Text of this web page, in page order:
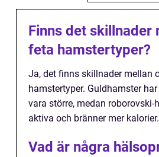
Finns det skillnader
feta hamstertyper?
Ja, det finns skillnader mellan
hamstertyper. Guldhamster
vara större, medan roborovski-
aktiva och bränner mer kalorier.
Vad är några